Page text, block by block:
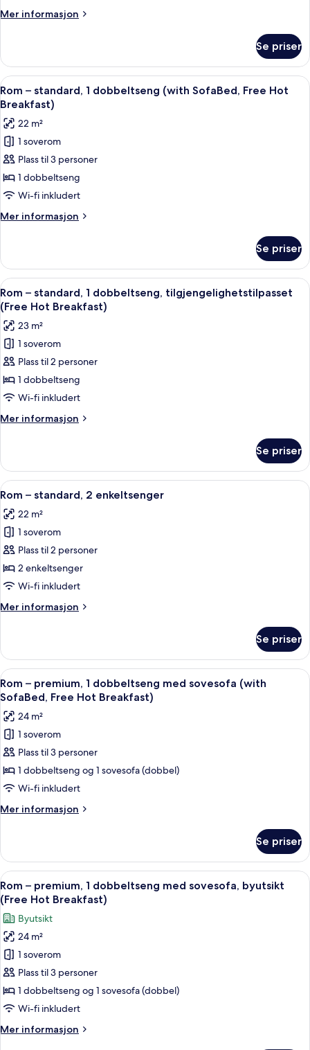
Hot
Mer informasjon
Mer
–
standard
(Free
Hot
Se priser
Åpne
alle
bildene
av
Rom
–
standard,
1
dobbeltseng
(with
Free
Hot
Breakfast)
Allergitestet sengetøy, safe på
4
Rom – standard, 1 dobbeltseng (with SofaBed, Free Hot
Breakfast)
22 m²
1 soverom
Plass til 3 personer
1 dobbeltseng
Wi-fi inkludert
Mer informasjon
Mer
–
standard,
1
dobbeltseng
(with
SofaBed,
Free
Hot
Breakfast)
Se priser
Åpne
alle
bildene
av
Rom
–
standard,
1
dobbeltseng,
tilgjengelighetstilpasset
Hot
Breakfast)
Rom – standard, 1 dobbeltseng,
8
Rom – standard, 1 dobbeltseng, tilgjengelighetstilpasset
(Free Hot Breakfast)
23 m²
1 soverom
Plass til 2 personer
1 dobbeltseng
Wi-fi inkludert
Mer informasjon
Mer
–
standard,
1
tilgjengelighetstilpasset
(Free
Hot
Breakfast)
Se priser
Åpne
alle
bildene
av
Rom
–
standard,
enkeltsenger
Rom – standard, 2 enkeltsenger |
6
Rom – standard, 2 enkeltsenger
22 m²
1 soverom
Plass til 2 personer
2 enkeltsenger
Wi-fi inkludert
Mer informasjon
Mer
–
standard,
2
enkeltsenger
Se priser
Åpne
alle
bildene
av
Rom
–
premium,
1
dobbeltseng
med
(with
SofaBed,
Free
Hot
Breakfast)
Allergitestet sengetøy, safe på
6
Rom – premium, 1 dobbeltseng med sovesofa (with
SofaBed, Free Hot Breakfast)
24 m²
1 soverom
Plass til 3 personer
1 dobbeltseng og 1 sovesofa (dobbel)
Wi-fi inkludert
Mer informasjon
Mer
–
premium,
1
dobbeltseng
med
sovesofa
(with
SofaBed,
Free
Hot
Se priser
Åpne
alle
bildene
av
Rom
–
premium,
1
dobbeltseng
sovesofa,
Allergitestet sengetøy, safe på
8
Rom – premium, 1 dobbeltseng med sovesofa, byutsikt
(Free Hot Breakfast)
Byutsikt
24 m²
1 soverom
Plass til 3 personer
1 dobbeltseng og 1 sovesofa (dobbel)
Wi-fi inkludert
Mer informasjon
Mer